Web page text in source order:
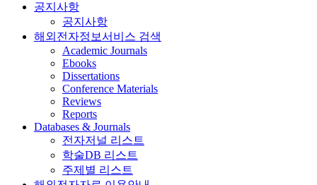
공지사항
공지사항
해외전자정보서비스 검색
Academic Journals
Ebooks
Dissertations
Conference Materials
Reviews
Reports
Databases & Journals
전자저널 리스트
학술DB 리스트
주제별 리스트